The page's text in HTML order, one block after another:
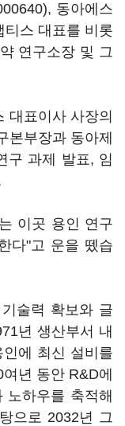
, 동아에스
티스 대표를 비롯
연구소장 및 그
대표이사 사장의
본부장과 동아제
구 과제 발표, 임
이곳 용인 연구
다"고 운을 뗐습
술력 확보와 글
년 생산부서 내
에 최신 설비를
년 동안 R&D에
노하우를 축적해
으로 2032년 그